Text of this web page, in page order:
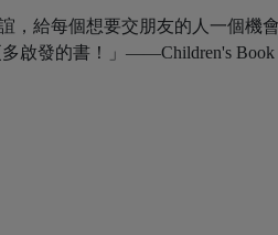
，給每個想要交朋友的人一
發的書！」——Children's Book of